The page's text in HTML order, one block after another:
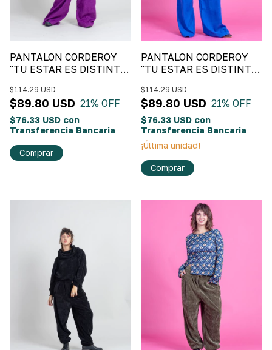
PANTALON CORDEROY
"TU ESTAR ES DISTINTO"
$89.80 USD
$114.29 USD
21% OFF
$76.33 USD con
Transferencia Bancaria
Comprar
PANTALON CORDEROY
"TU ESTAR ES DISTINTO"
$89.80 USD
$114.29 USD
21% OFF
$76.33 USD con
Transferencia Bancaria
¡Última unidad!
Comprar